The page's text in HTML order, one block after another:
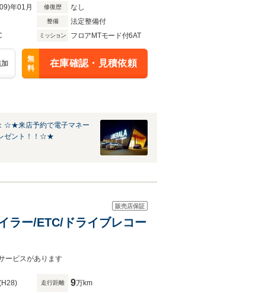
年01月 修復歴 なし
整備 法定整備付
ミッション フロアMTモード付6AT
無
料
在庫確認・見積依頼
☆★来店予約で電子マネー
ゼント！！☆★
販売店保証
ラー/ETC/ドライブレコー
ービスがあります
走行距離 9万km